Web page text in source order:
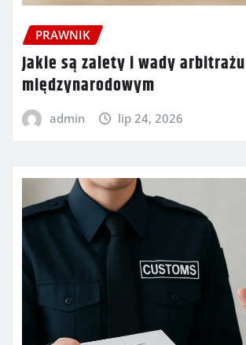
PRAWNIK
Jakie są zalety i wady
międzynarodowym
admin lip 24, 2026